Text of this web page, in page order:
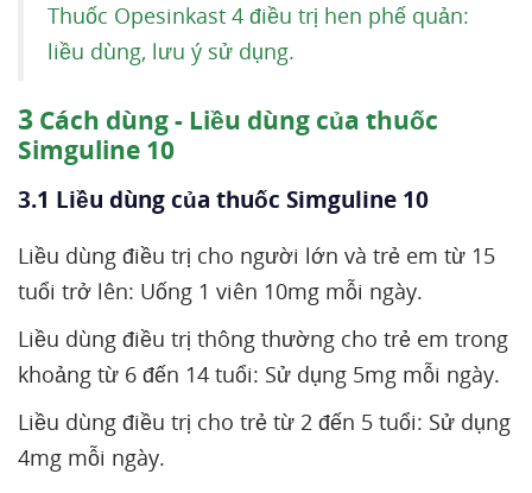
Thuốc Opesinkast 4 điều trị hen phế quản:
liều dùng, lưu ý sử dụng.
3 Cách dùng - Liều dùng của thuốc
Simguline 10
3.1 Liều dùng của thuốc Simguline 10
Liều dùng điều trị cho người lớn và trẻ em từ 15
tuổi trở lên: Uống 1 viên 10mg mỗi ngày.
Liều dùng điều trị thông thường cho trẻ em trong
khoảng từ 6 đến 14 tuổi: Sử dụng 5mg mỗi ngày.
Liều dùng điều trị cho trẻ từ 2 đến 5 tuổi: Sử dụng
4mg mỗi ngày.